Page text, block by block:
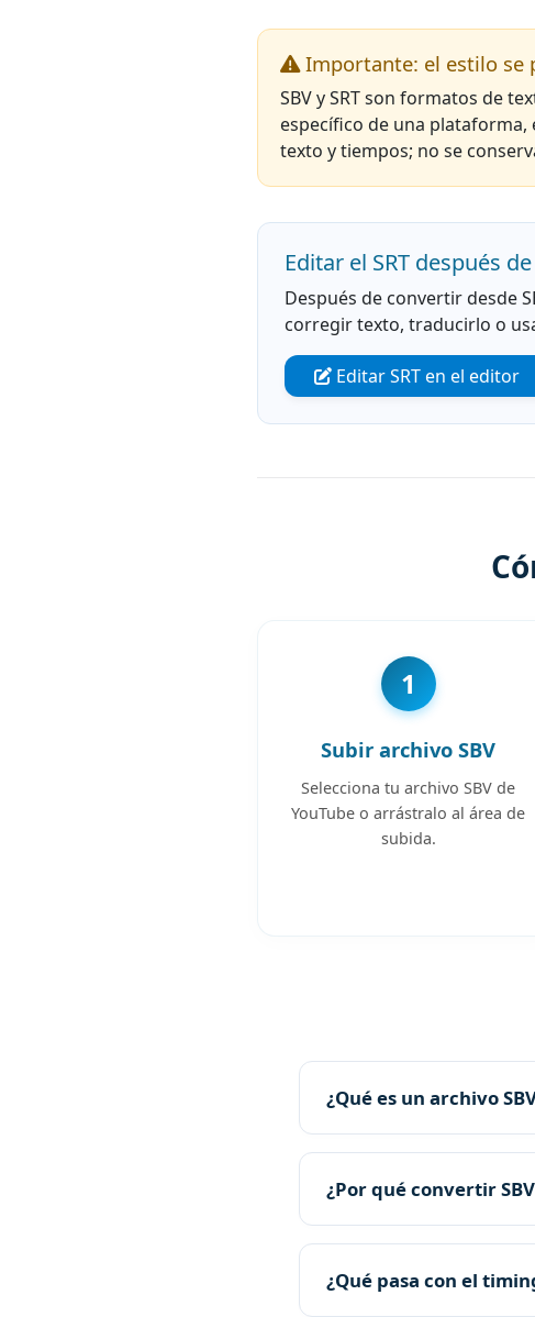
Importante: el estilo se
SBV y SRT son formatos de
específico de una plataforma,
texto y tiempos; no se
Editar el SRT después
Después de convertir desde
corregir texto, traducirlo o
Editar SRT en el editor
1
Subir archivo SBV
Selecciona tu archivo SBV de
YouTube o arrástralo al área de
subida.
¿Qué es un archivo
¿Por qué convertir SBV
¿Qué pasa con el